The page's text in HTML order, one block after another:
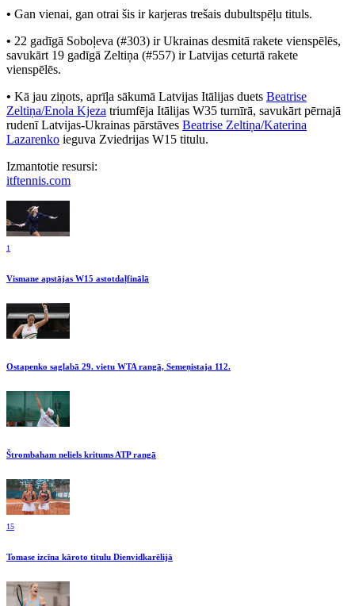
• Gan vienai, gan otrai šis ir karjeras trešais dubultspēļu tituls.
• 22 gadīgā Soboļeva (#303) ir Ukrainas desmitā rakete vienspēlēs,
savukārt 19 gadīgā Zeltiņa (#557) ir Latvijas ceturtā rakete
vienspēlēs.
• Kā jau ziņots, aprīļa sākumā Latvijas Itālijas duets Beatrise
Zeltiņa/Enola Kjeza triumfēja Itālijas W35 turnīrā, savukārt pērnajā
rudenī Latvijas-Ukrainas pārstāves Beatrise Zeltiņa/Katerina
Lazarenko ieguva Zviedrijas W15 titulu.
Izmantotie resursi:
itftennis.com
1
Vismane apstājas W15 astotdaļfinālā
Ostapenko saglabā 29. vietu WTA rangā, Semeņistaja 112.
Štrombaham neliels kritums ATP rangā
15
Tomase izcīna kāroto titulu Dienvidkarēlijā